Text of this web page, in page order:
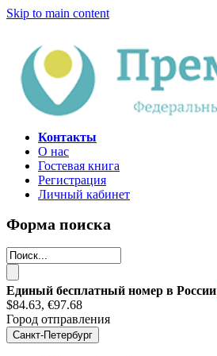
Skip to main content
Контакты
О нас
Гостевая книга
Регистрация
Личный кабинет
Форма поиска
Единый бесплатный номер в России
$84.63, €97.68
Город отправления
Санкт-Петербург